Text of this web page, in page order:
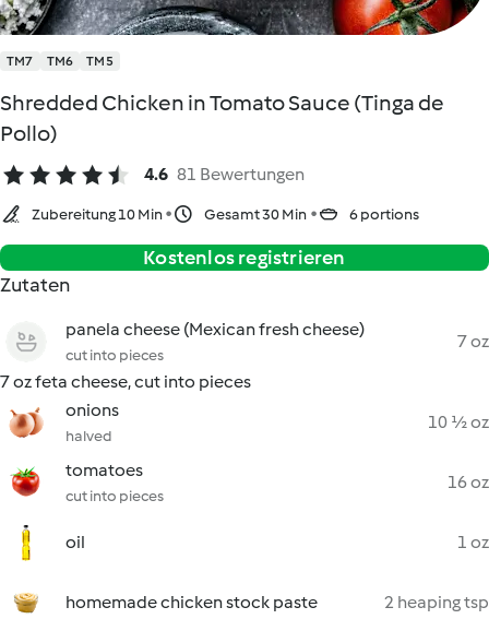
TM7 TM6 TM5
Shredded Chicken in Tomato Sauce (Tinga de
Pollo)
4.6 81 Bewertungen
Zubereitung 10 Min Gesamt 30 Min 6 portions
Kostenlos registrieren
Zutaten
panela cheese (Mexican fresh cheese)
cut into pieces
7 oz
7 oz feta cheese, cut into pieces
onions
halved
10 ½ oz
tomatoes
cut into pieces
16 oz
oil 1 oz
homemade chicken stock paste
2 heaping tsp